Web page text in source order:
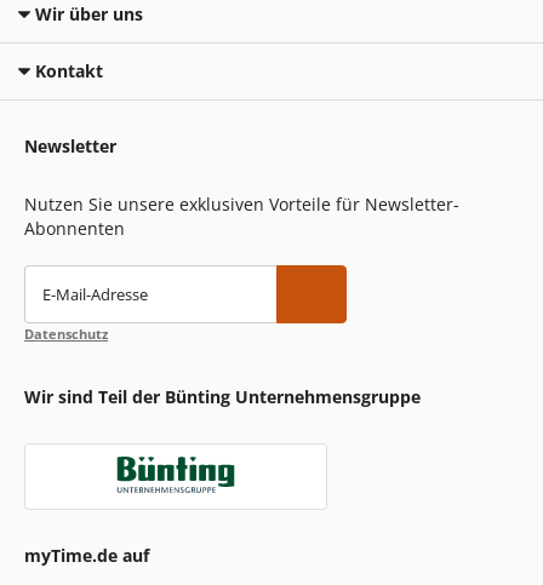
Wir über uns
Kontakt
Newsletter
Nutzen Sie unsere exklusiven Vorteile für Newsletter-
Abonnenten
E-Mail-Adresse
Datenschutz
Wir sind Teil der Bünting Unternehmensgruppe
myTime.de auf